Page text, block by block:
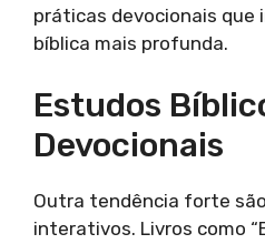
práticas devocionais que
bíblica mais profunda.
Estudos
Devocionais
Outra tendência forte
interativos. Livros como